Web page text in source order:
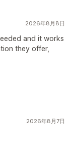
2026年8月8日
and it works
they offer,
2026年8月7日